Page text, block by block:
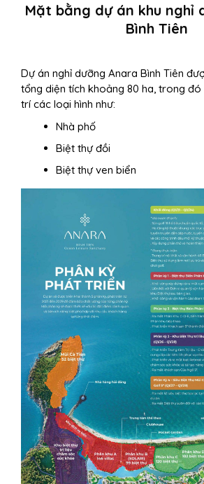
Mặt bằng dự án khu nghỉ
Bình Tiên
Dự án nghỉ dưỡng Anara Bình Tiên
tổng diện tích khoảng 80 ha, trong
trí các loại hình như:
Nhà phố
Biệt thự đồi
Biệt thự ven biển